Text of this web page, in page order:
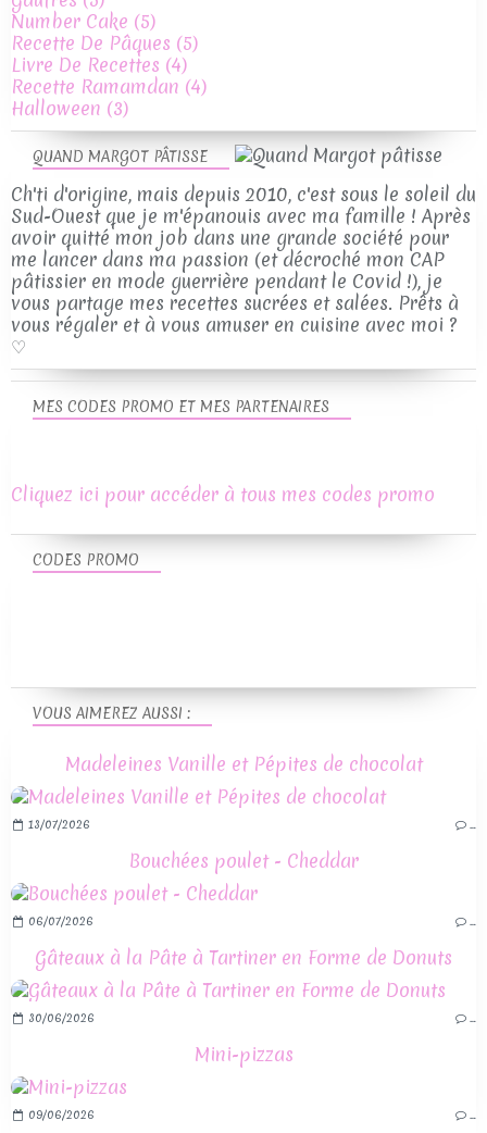
QUAND MARGOT PÂTISSE
Ch'ti d'origine, mais depuis 2010, c'est sous le soleil du
Sud-Ouest que je m'épanouis avec ma famille ! Après
avoir quitté mon job dans une grande société pour
me lancer dans ma passion (et décroché mon CAP
pâtissier en mode guerrière pendant le Covid !), je
vous partage mes recettes sucrées et salées. Prêts à
vous régaler et à vous amuser en cuisine avec moi ?
♡
VOUS AIMEREZ AUSSI :
Madeleines Vanille et Pépites de chocolat
13/07/2026 …
Bouchées poulet - Cheddar
06/07/2026 …
Gâteaux à la Pâte à Tartiner en Forme de Donuts
30/06/2026 …
Mini-pizzas
09/06/2026 …
Number Cake (5)
Recette De Pâques (5)
Livre De Recettes (4)
Recette Ramamdan (4)
Halloween (3)
CODES PROMO
MES CODES PROMO ET MES PARTENAIRES
Cliquez ici pour accéder à tous mes codes promo